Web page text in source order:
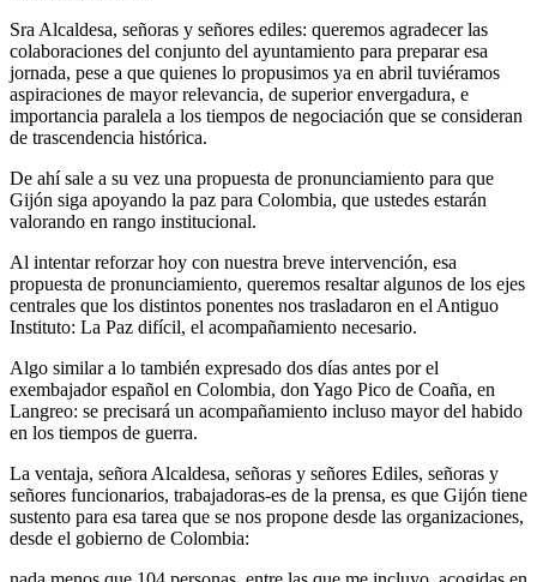
Sra Alcaldesa, señoras y señores ediles: queremos agradecer las
colaboraciones del conjunto del ayuntamiento para preparar esa
jornada, pese a que quienes lo propusimos ya en abril tuviéramos
aspiraciones de mayor relevancia, de superior envergadura, e
importancia paralela a los tiempos de negociación que se consideran
de trascendencia histórica.
De ahí sale a su vez una propuesta de pronunciamiento para que
Gijón siga apoyando la paz para Colombia, que ustedes estarán
valorando en rango institucional.
Al intentar reforzar hoy con nuestra breve intervención, esa
propuesta de pronunciamiento, queremos resaltar algunos de los ejes
centrales que los distintos ponentes nos trasladaron en el Antiguo
Instituto: La Paz difícil, el acompañamiento necesario.
Algo similar a lo también expresado dos días antes por el
exembajador español en Colombia, don Yago Pico de Coaña, en
Langreo: se precisará un acompañamiento incluso mayor del habido
en los tiempos de guerra.
La ventaja, señora Alcaldesa, señoras y señores Ediles, señoras y
señores funcionarios, trabajadoras-es de la prensa, es que Gijón tiene
sustento para esa tarea que se nos propone desde las organizaciones,
desde el gobierno de Colombia: